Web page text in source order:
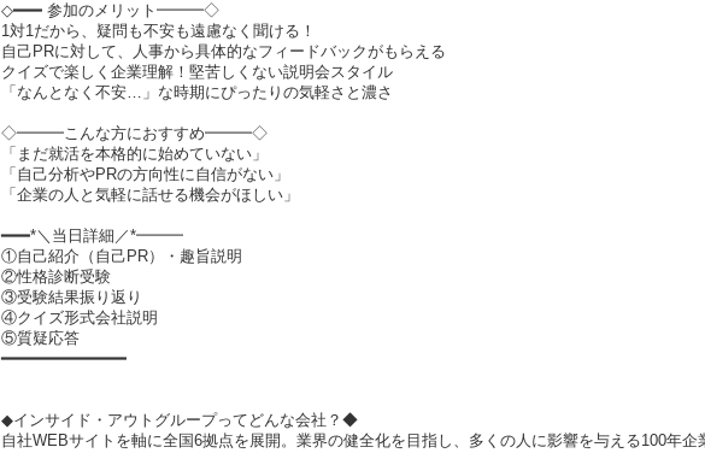
◇━━━ 参加のメリット━━━◇
1対1だから、疑問も不安も遠慮なく聞ける！
自己PRに対して、人事から具体的なフィードバックがもらえる
クイズで楽しく企業理解！堅苦しくない説明会スタイル
「なんとなく不安…」な時期にぴったりの気軽さと濃さ
◇━━━こんな方におすすめ━━━◇
「まだ就活を本格的に始めていない」
「自己分析やPRの方向性に自信がない」
「企業の人と気軽に話せる機会がほしい」
━━━*＼当日詳細／*━━━
①自己紹介（自己PR）・趣旨説明
②性格診断受験
③受験結果振り返り
④クイズ形式会社説明
⑤質疑応答
━━━━━━━━━━━━━
◆インサイド・アウトグループってどんな会社？◆
自社WEBサイトを軸に全国6拠点を展開。業界の健全化を目指し、多くの人に影響を与える100年企